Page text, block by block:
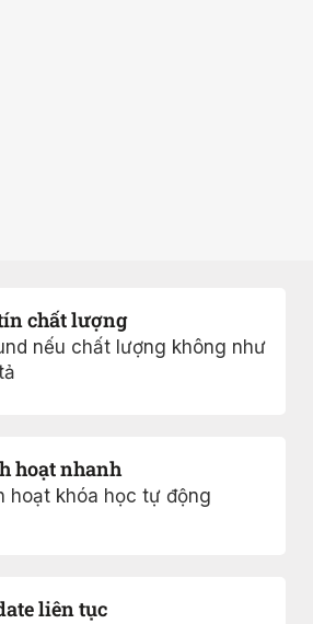
chất lượng
nếu chất lượng không như
hoạt nhanh
hoạt khóa học tự động
liên tục